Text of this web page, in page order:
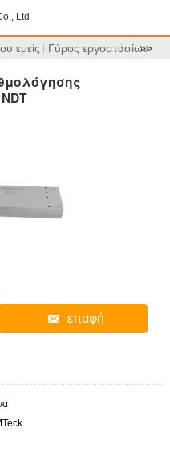
Ltd
εμείς Γύρος εργοστασίων
>>
επαφή